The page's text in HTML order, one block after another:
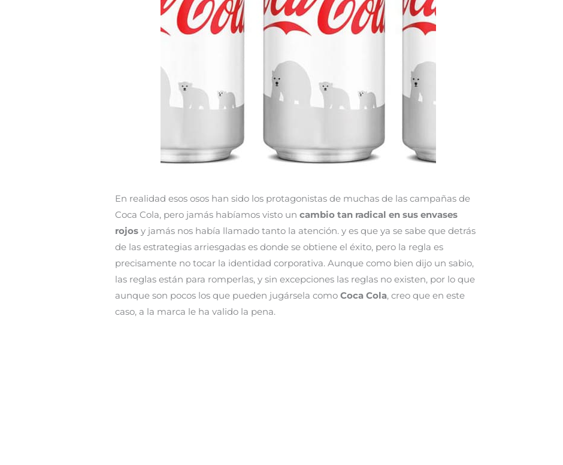
En realidad esos osos han sido los protagonistas de muchas de las campañas de
Coca Cola, pero jamás habíamos visto uncambio tan radical en sus envases
rojos y jamás nos había llamado tanto la atención. y es que ya se sabe que detrás
de las estrategias arriesgadas es donde se obtiene el éxito, pero la regla es
precisamente no tocar la identidad corporativa. Aunque como bien dijo un sabio,
las reglas están para romperlas, y sin excepciones las reglas no existen, por lo que
aunque son pocos los que pueden jugársela comoCoca Cola, creo que en este
caso, a la marca le ha valido la pena.